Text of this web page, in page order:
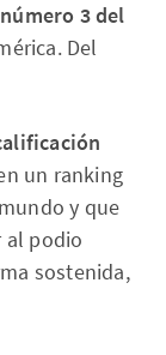
3 del
Del
un ranking
y que
al podio
sostenida,